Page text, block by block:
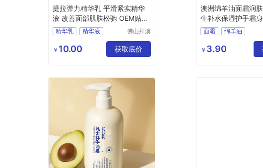
提拉弹力精华乳 平滑紧实精华
液 改善面部肌肤松驰 OEM贴牌
加工
精华乳
精华液
平滑紧实精华液
佛山拜澳
有限公司
￥ 10.00 获取底价
澳洲绵羊油面霜润
生补水保湿护手霜
面霜
绵羊油
身体乳
￥ 3.90